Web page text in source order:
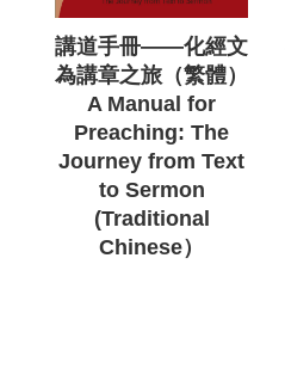
講道手冊——化經文
為講章之旅（繁體）
A Manual for
Preaching: The
Journey from Text
to Sermon
(Traditional
Chinese）